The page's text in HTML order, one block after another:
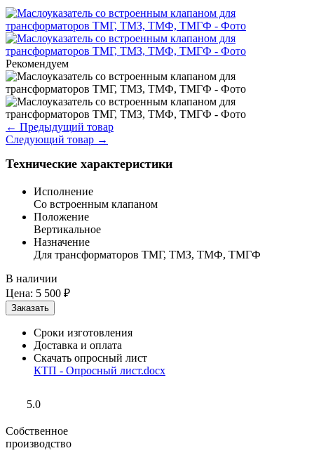
Рекомендуем
← Предыдущий товар
Следующий товар →
Технические характеристики
Исполнение
Со встроенным клапаном
Положение
Вертикальное
Назначение
Для трансформаторов ТМГ, ТМЗ, ТМФ, ТМГФ
В наличии
Цена: 5 500 ₽
Сроки изготовления
Доставка и оплата
Скачать опросный лист
КТП - Опросный лист.docx
5.0
Собственное
производство